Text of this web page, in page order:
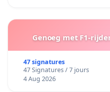
Genoeg met F1-
47 signatures
47 Signatures / 7 jours
4 Aug 2026